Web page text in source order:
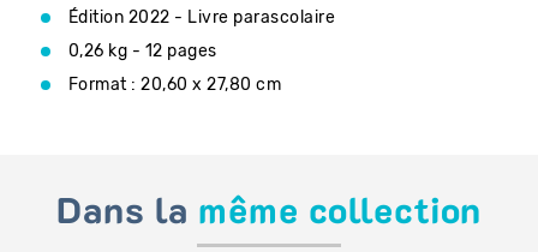
Édition 2022 - Livre parascolaire
0,26 kg - 12 pages
Format : 20,60 x 27,80 cm
Dans la même collection